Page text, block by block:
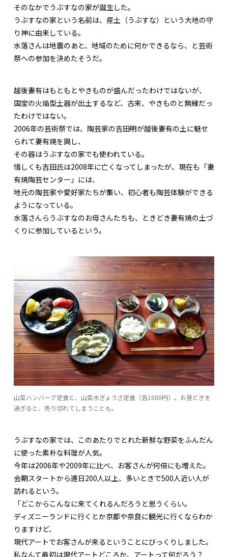
そのなかでうぶすなの家が誕生した。
うぶすなの家という名前は、産土（うぶすな）という大地の守
り神に由来している。
水落さんは地震のあと、地域のために何かできるなら、と芸術
祭への参加を決めたそうだ。
越後妻有はもともとやきものが盛んだったわけではないが、
国宝の火焔型土器が出土するなど、古来、やきものと無縁だっ
たわけではない。
2006年の芸術祭では、陶芸家の吉田明が越後妻有の土に魅せ
られて妻有焼を興し、
その器はうぶすなの家でも使われている。
惜しくも吉田氏は2008年に亡くなってしまったが、現在も「妻
有焼陶芸センター」には、
地元の陶芸家や愛好家たちが集い、初心者も陶芸体験ができる
ようになっている。
水落さんらうぶすなのお母さんたちも、ときどき妻有焼の土づ
くりに参加しているという。
山菜ハンバーグ定食と、山菜水ぎょうざ定食（各1000円）。お昼どきを
過ぎると、売り切れてしまうことも。
うぶすなの家では、このあたりでとれた新鮮な野菜をふんだん
に使った素朴な料理が人気。
今年は2006年や2009年に比べ、お客さんが何倍にも増えた。
会期スタートから連日200人以上、多いときで500人近い人が
訪れるという。
「どこからこんなに来てくれるんだろうと思うくらい。
ディズニーランドに行くとか京都や奈良に観光に行くならわか
りますけど、
現代アートでお客さんが来るということにびっくりしました。
私なんて最初は現代アートどころか、アートって何だろう？